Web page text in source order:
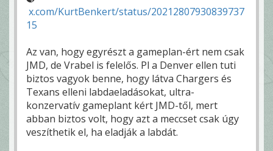
x.com/KurtBenkert/status/20212807930839737
15
Az van, hogy egyrészt a gameplan-ért nem csak
JMD, de Vrabel is felelős. Pl a Denver ellen tuti
biztos vagyok benne, hogy látva Chargers és
Texans elleni labdaeladásokat, ultra-
konzervatív gameplant kért JMD-től, mert
abban biztos volt, hogy azt a meccset csak úgy
veszíthetik el, ha eladják a labdát.